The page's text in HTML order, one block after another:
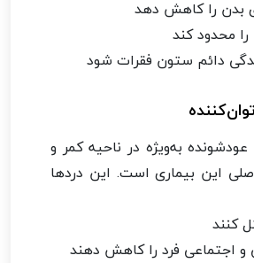
بدن را کاهش دهد
محدود کند
دائم ستون فقرات شود
به‌ویژه در ناحیه کمر و
این بیماری است. این دردها
کنند
و اجتماعی فرد را کاهش دهند